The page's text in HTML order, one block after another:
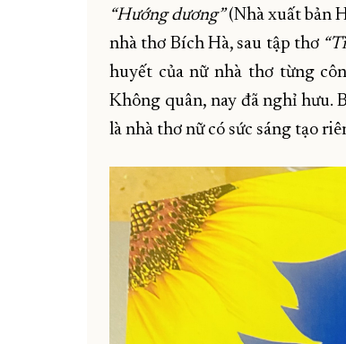
“Hướng dương”(Nhà xuất bản
nhà thơ Bích Hà, sau tập thơ
huyết của nữ nhà thơ từng
Không quân, nay đã nghỉ hưu.
là nhà thơ nữ có sức sáng tạo